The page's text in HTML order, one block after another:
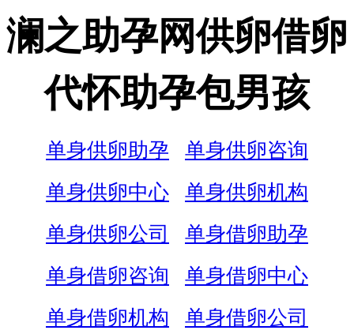
澜之助孕网供卵借卵
代怀助孕包男孩
单身供卵助孕
单身供卵咨询
单身供卵中心
单身供卵机构
单身供卵公司
单身借卵助孕
单身借卵咨询
单身借卵中心
单身借卵机构
单身借卵公司